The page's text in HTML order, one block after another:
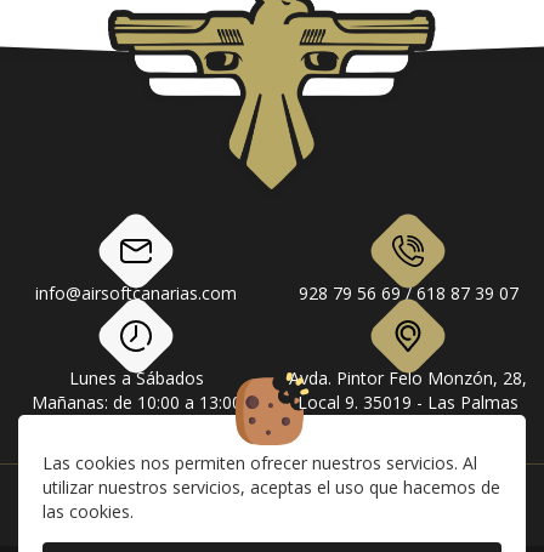
Las cookies nos permiten ofrecer nuestros servicios. Al
utilizar nuestros servicios, aceptas el uso que hacemos de
las cookies.
info@airsoftcanarias.com 928 79 56 69 / 618 87 39 07
Lunes a Sábados
Mañanas: de 10:00 a 13:00
Avda. Pintor Felo Monzón, 28,
Local 9. 35019 - Las Palmas
Facebook